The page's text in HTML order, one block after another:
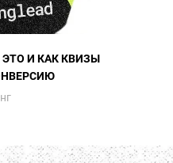
И КАК КВИЗЫ
Performance Max